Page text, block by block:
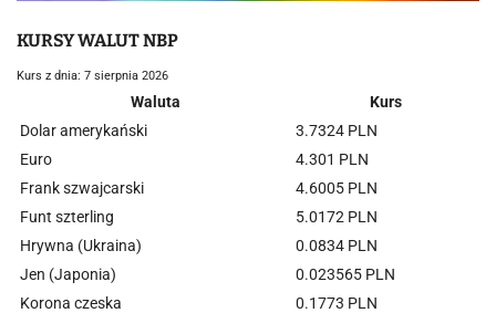
KURSY WALUT NBP
Kurs z dnia: 7 sierpnia 2026
Waluta
Kurs
Dolar amerykański
3.7324 PLN
Euro
4.301 PLN
Frank szwajcarski
4.6005 PLN
Funt szterling
5.0172 PLN
Hrywna (Ukraina)
0.0834 PLN
Jen (Japonia)
0.023565 PLN
Korona czeska
0.1773 PLN